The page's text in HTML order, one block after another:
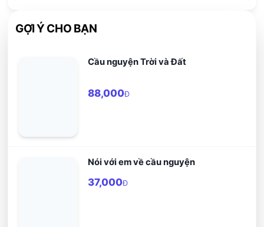
GỢI Ý CHO BẠN
Cầu nguyện Trời và Đất
88,000Đ
Nói với em về cầu nguyện
37,000Đ